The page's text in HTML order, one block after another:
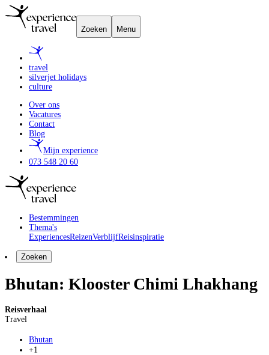
Zoeken Menu
travel
silverjet holidays
culture
Over ons
Vacatures
Contact
Blog
Mijn experience
073 548 20 60
Bestemmingen
Thema's
ExperiencesReizenVerblijfReisinspiratie
Zoeken
Bhutan: Klooster Chimi Lhakhang
Reisverhaal
Travel
Bhutan
+1